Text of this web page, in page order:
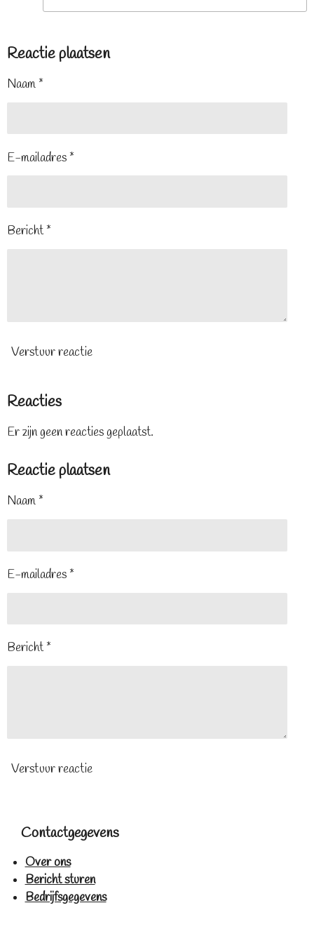
Reactie plaatsen
Naam *
E-mailadres *
Bericht *
Verstuur reactie
Reacties
Er zijn geen reacties geplaatst.
Reactie plaatsen
Naam *
E-mailadres *
Bericht *
Verstuur reactie
Contactgegevens
Over ons
Bericht sturen
Bedrijfsgegevens